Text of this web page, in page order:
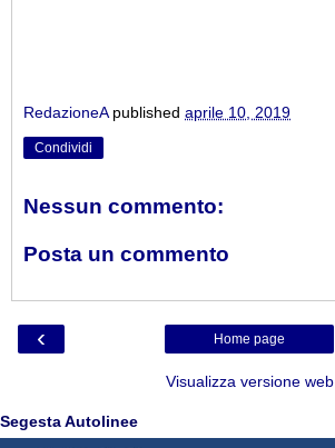
RedazioneA published aprile 10, 2019
Condividi
Nessun commento:
Posta un commento
‹ Home page
Visualizza versione web
Segesta Autolinee